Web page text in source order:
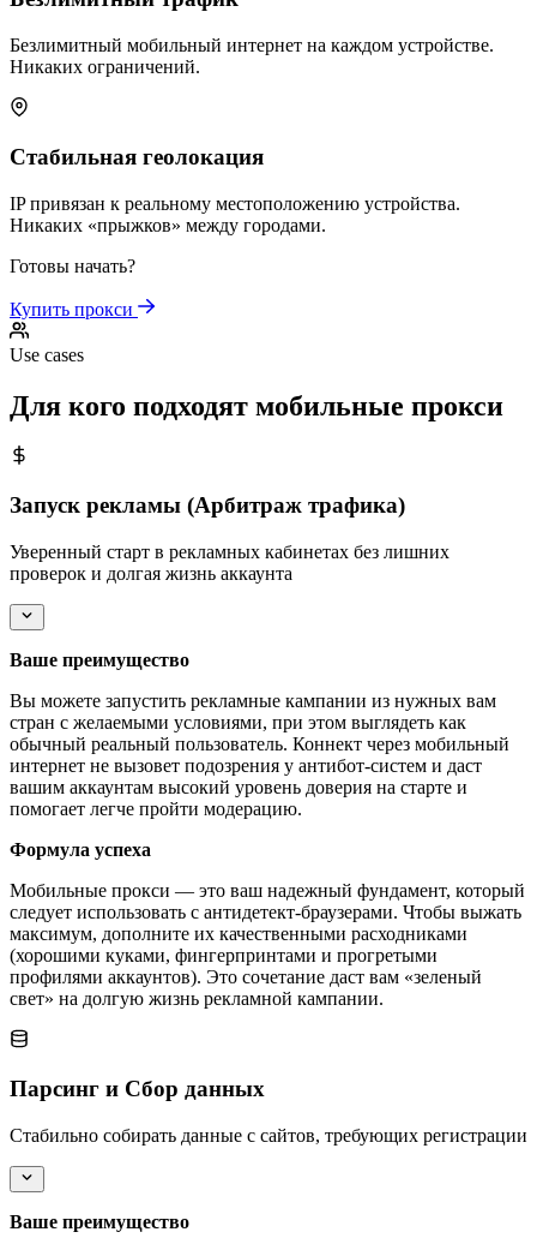
Безлимитный мобильный интернет на каждом устройстве.
Никаких ограничений.
Стабильная геолокация
IP привязан к реальному местоположению устройства.
Никаких «прыжков» между городами.
Готовы начать?
Купить прокси
Use cases
Для кого подходят мобильные прокси
Запуск рекламы (Арбитраж трафика)
Уверенный старт в рекламных кабинетах без лишних
проверок и долгая жизнь аккаунта
Ваше преимущество
Вы можете запустить рекламные кампании из нужных вам
стран с желаемыми условиями, при этом выглядеть как
обычный реальный пользователь. Коннект через мобильный
интернет не вызовет подозрения у антибот-систем и даст
вашим аккаунтам высокий уровень доверия на старте и
помогает легче пройти модерацию.
Формула успеха
Мобильные прокси — это ваш надежный фундамент, который
следует использовать с антидетект-браузерами. Чтобы выжать
максимум, дополните их качественными расходниками
(хорошими куками, фингерпринтами и прогретыми
профилями аккаунтов). Это сочетание даст вам «зеленый
свет» на долгую жизнь рекламной кампании.
Парсинг и Сбор данных
Стабильно собирать данные с сайтов, требующих регистрации
Ваше преимущество